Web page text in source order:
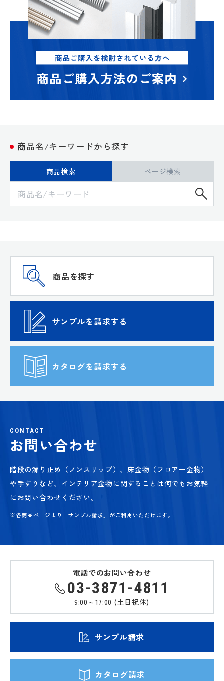
商品名/キーワードから探す
商品検索 ページ検索
商品を探す
サンプルを請求する
カタログを請求する
CONTACT
お問い合わせ
階段の滑り止め（ノンスリップ）、床金物（フロアー金物）
や手すりなど、 インテリア金物に関することは何でもお気軽
にお問い合わせください。
※各商品ページより「サンプル請求」がご利用いただけます。
電話でのお問い合わせ
03-3871-4811
9:00～17:00 (土日祝休)
サンプル請求
カタログ請求